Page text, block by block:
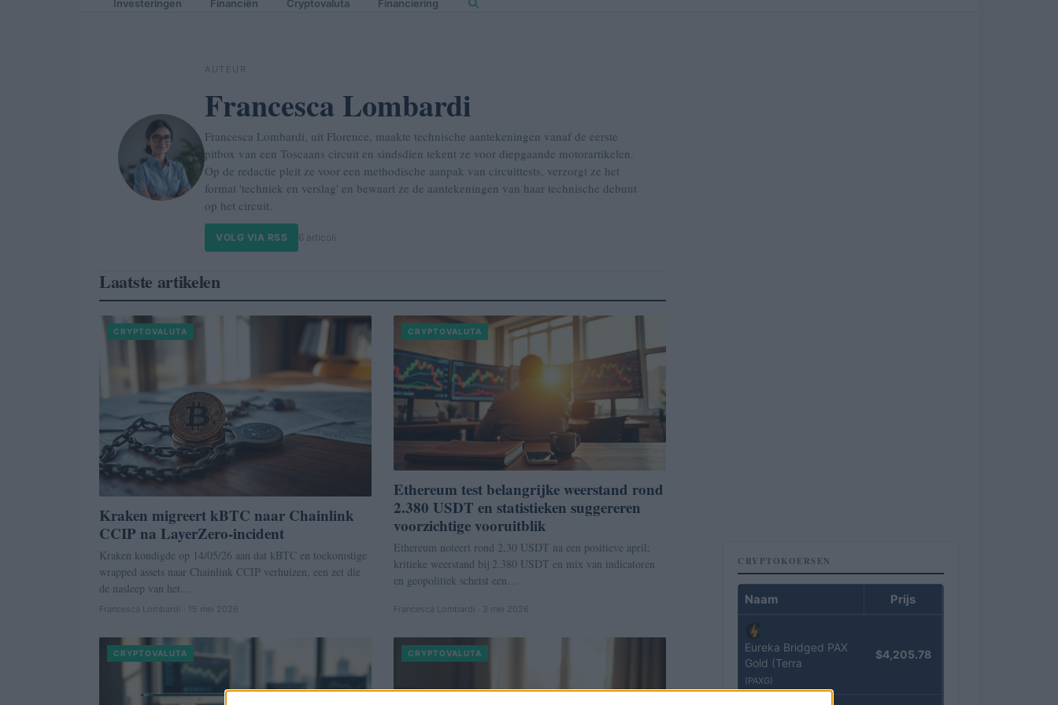
Investeringen Financiën Cryptovaluta Financiering
AUTEUR
Francesca Lombardi
Francesca Lombardi, uit Florence, maakte technische aantekeningen vanaf de eerste
pitbox van een Toscaans circuit en sindsdien tekent ze voor diepgaande motorartikelen.
Op de redactie pleit ze voor een methodische aanpak van circuittests, verzorgt ze het
format 'techniek en verslag' en bewaart ze de aantekeningen van haar technische debuut
op het circuit.
VOLG VIA RSS 6 articoli
Laatste artikelen
CRYPTOVALUTA
Kraken migreert kBTC naar Chainlink
CCIP na LayerZero-incident
Kraken kondigde op 14/05/26 aan dat kBTC en toekomstige
wrapped assets naar Chainlink CCIP verhuizen, een zet die
de nasleep van het…
Francesca Lombardi · 15 mei 2026
CRYPTOVALUTA
Ethereum test belangrijke weerstand rond
2.380 USDT en statistieken suggereren
voorzichtige vooruitblik
Ethereum noteert rond 2,30 USDT na een positieve april;
kritieke weerstand bij 2.380 USDT en mix van indicatoren
en geopolitiek schetst een…
Francesca Lombardi · 3 mei 2026
CRYPTOVALUTA CRYPTOVALUTA
CRYPTOKOERSEN
Naam Prijs
Eureka Bridged PAX
Gold (Terra
(PAXG)
$4,205.78